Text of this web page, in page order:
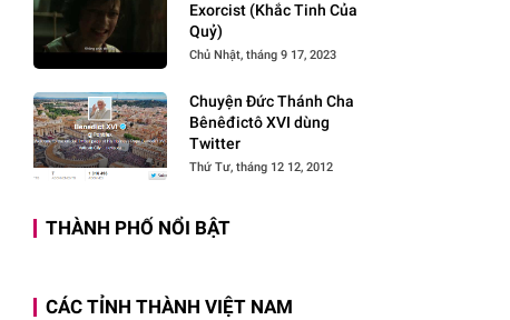
Exorcist (Khắc Tinh Của
Quỷ)
Chủ Nhật, tháng 9 17, 2023
Chuyện Đức Thánh Cha
Bênêđictô XVI dùng
Twitter
Thứ Tư, tháng 12 12, 2012
THÀNH PHỐ NỔI BẬT
CÁC TỈNH THÀNH VIỆT NAM